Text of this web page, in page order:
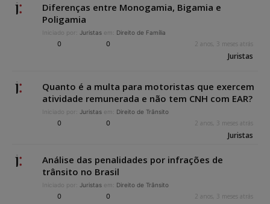
Diferenças entre Monogamia, Bigamia e
Poligamia
Iniciado por: Juristas em: Direito de Família
0 0 2 anos, 3 meses atrás
Juristas
Quanto é a multa para motoristas que exercem
atividade remunerada e não tem CNH com EAR?
Iniciado por: Juristas em: Direito de Trânsito
0 0 2 anos, 3 meses atrás
Juristas
Análise das penalidades por infrações de
trânsito no Brasil
Iniciado por: Juristas em: Direito de Trânsito
0 0 2 anos, 3 meses atrás